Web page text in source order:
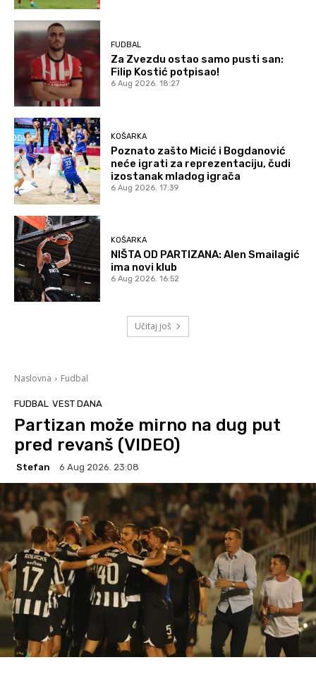
FUDBAL
Za Zvezdu ostao samo pusti san:
Filip Kostić potpisao!
6 Aug 2026. 18:27
KOŠARKA
Poznato zašto Micić i Bogdanović
neće igrati za reprezentaciju, čudi
izostanak mladog igrača
6 Aug 2026. 17:39
KOŠARKA
NIŠTA OD PARTIZANA: Alen Smailagić
ima novi klub
6 Aug 2026. 16:52
Učitaj još